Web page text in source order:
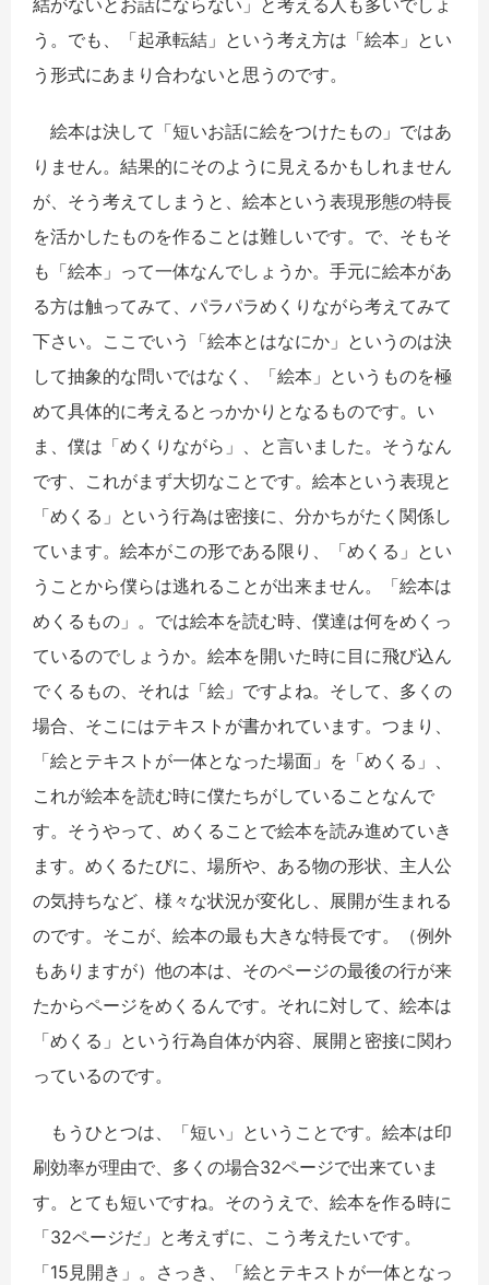
結がないとお話にならない」と考える人も多いでしょ
う。でも、「起承転結」という考え方は「絵本」とい
う形式にあまり合わないと思うのです。
絵本は決して「短いお話に絵をつけたもの」ではあ
りません。結果的にそのように見えるかもしれません
が、そう考えてしまうと、絵本という表現形態の特長
を活かしたものを作ることは難しいです。で、そもそ
も「絵本」って一体なんでしょうか。手元に絵本があ
る方は触ってみて、パラパラめくりながら考えてみて
下さい。ここでいう「絵本とはなにか」というのは決
して抽象的な問いではなく、「絵本」というものを極
めて具体的に考えるとっかかりとなるものです。い
ま、僕は「めくりながら」、と言いました。そうなん
です、これがまず大切なことです。絵本という表現と
「めくる」という行為は密接に、分かちがたく関係し
ています。絵本がこの形である限り、「めくる」とい
うことから僕らは逃れることが出来ません。「絵本は
めくるもの」。では絵本を読む時、僕達は何をめくっ
ているのでしょうか。絵本を開いた時に目に飛び込ん
でくるもの、それは「絵」ですよね。そして、多くの
場合、そこにはテキストが書かれています。つまり、
「絵とテキストが一体となった場面」を「めくる」、
これが絵本を読む時に僕たちがしていることなんで
す。そうやって、めくることで絵本を読み進めていき
ます。めくるたびに、場所や、ある物の形状、主人公
の気持ちなど、様々な状況が変化し、展開が生まれる
のです。そこが、絵本の最も大きな特長です。（例外
もありますが）他の本は、そのページの最後の行が来
たからページをめくるんです。それに対して、絵本は
「めくる」という行為自体が内容、展開と密接に関わ
っているのです。
もうひとつは、「短い」ということです。絵本は印
刷効率が理由で、多くの場合32ページで出来ていま
す。とても短いですね。そのうえで、絵本を作る時に
「32ページだ」と考えずに、こう考えたいです。
「15見開き」。さっき、「絵とテキストが一体となっ